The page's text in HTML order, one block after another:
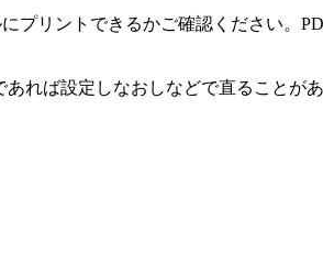
プリントできるかご確認ください。
れば設定しなおしなどで直ることがあ